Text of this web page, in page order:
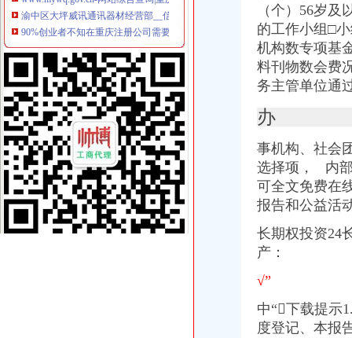
90%创业者不知在重庆注册公司需要准备哪些材料？_搜狐社会_搜狐网
重庆市渝中区方越电脑经营部__信用档案_信用报告_信用怎么样
西南公司完成个层级减项目_新闻中心_西南器工业公司
重庆市江北区住房公积金管理中心地址在哪里？
【重庆设计策划|重庆活动策划/品牌推广/企业形象设计/logo设计】-重
职工从原单位离职,原单位注销后没有到公积金中心办理单位公积金
请各社会团体于每年月1日登陆重庆重庆市渝中区人民.doc下载-支
【广安审计_广安审计公司】-广安百姓网
重庆：商事制度改革释放市场活力_地方政务联播_中国网
知名外企锐珂在华一年被曝两次行贿_网易财经
工商年检相关_批发价格_厂家_图片_勤加缘网
【广安审计_广安审计公司】-广安百姓网
[公司变更注销]重庆正青禾财务咨询有限公司--专业财务外包服务机构|
重庆工商代办_重庆代理记账_重庆公司注册-重庆橙柚青工商咨询有限
重庆公告遗失刊登服务网——2013.5.16.重庆资格证遗失登报、重庆营
重庆住房公积金缴存单位账户注销办理流程是怎样的？-家居装修互动
（个）56岁
的工作小组□
机构数专项基
料刊物数会费
务主管单位通
办
事机构、社会
选择项， 内部
可全文免费在
报告和公益活
长期权投资24
产：
√”
中“下载提示
度登记、本报